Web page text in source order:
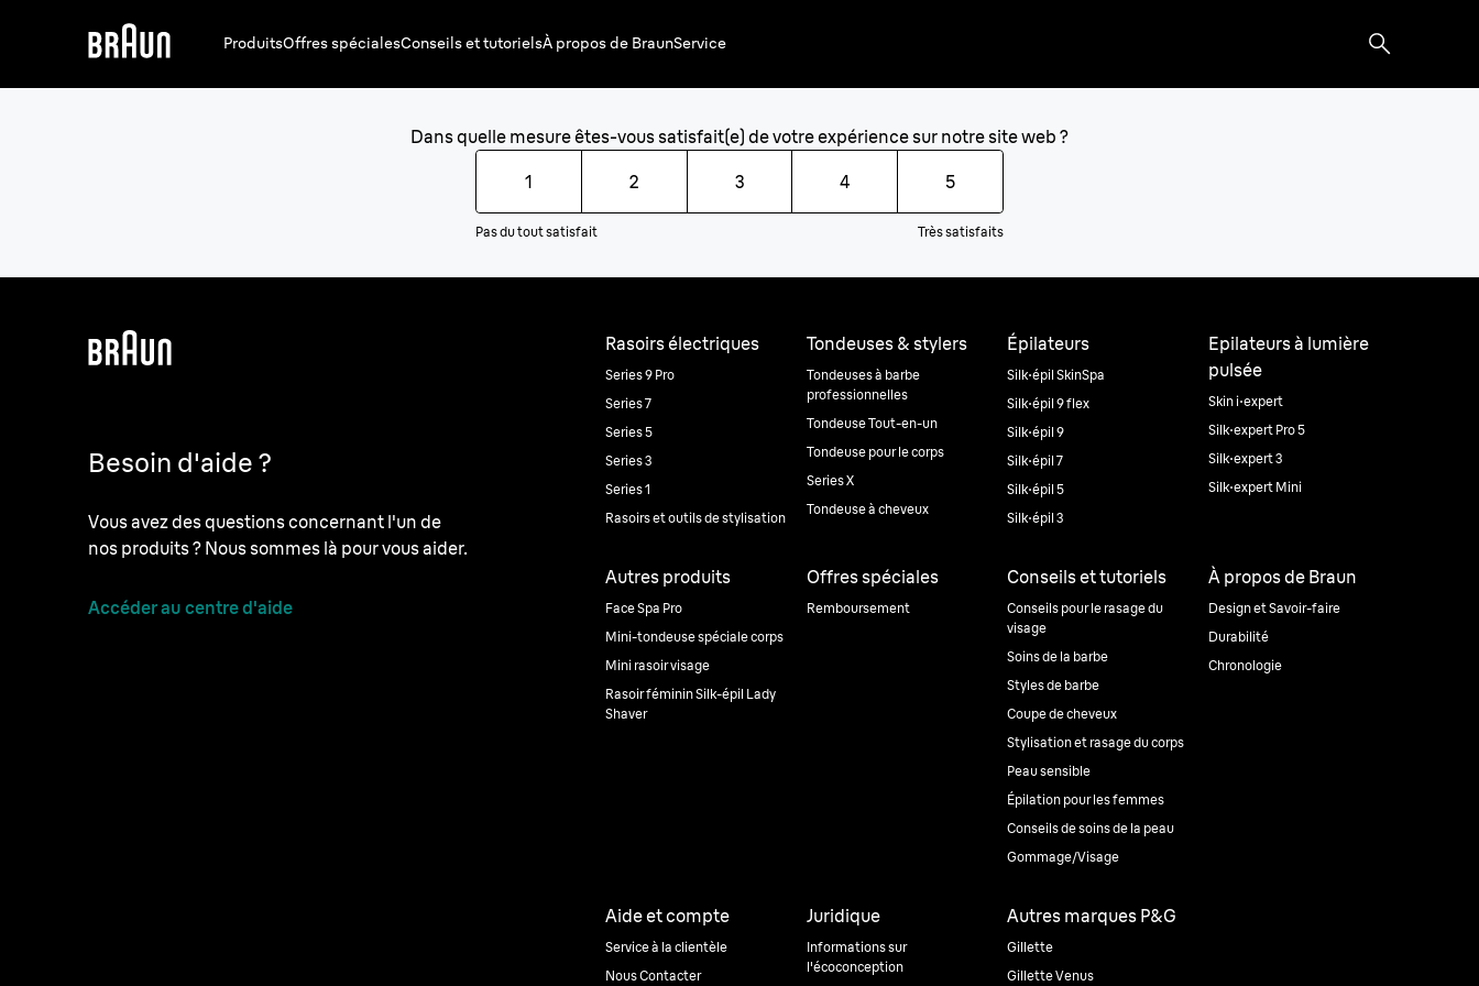
ProduitsOffres spécialesConseils et tutorielsÀ propos de BraunService
Dans quelle mesure êtes-vous satisfait(e) de votre expérience sur notre site web ?
1 2 3 4 5
Pas du tout satisfait Très satisfaits
Besoin d'aide ?
Vous avez des questions concernant l'un de
nos produits ? Nous sommes là pour vous aider.
Accéder au centre d'aide
Rasoirs électriques
Series 9 Pro
Series 7
Series 5
Series 3
Series 1
Rasoirs et outils de stylisation
Tondeuses & stylers
Tondeuses à barbe
professionnelles
Tondeuse Tout-en-un
Tondeuse pour le corps
Series X
Tondeuse à cheveux
Épilateurs
Silk·épil SkinSpa
Silk·épil 9 flex
Silk·épil 9
Silk·épil 7
Silk·épil 5
Silk·épil 3
Epilateurs à lumière
pulsée
Skin i·expert
Silk·expert Pro 5
Silk·expert 3
Silk·expert Mini
Autres produits
Face Spa Pro
Mini-tondeuse spéciale corps
Mini rasoir visage
Rasoir féminin Silk-épil Lady
Shaver
Offres spéciales
Remboursement
Conseils et tutoriels
Conseils pour le rasage du
visage
Soins de la barbe
Styles de barbe
Coupe de cheveux
Stylisation et rasage du corps
Peau sensible
Épilation pour les femmes
Conseils de soins de la peau
Gommage/Visage
À propos de Braun
Design et Savoir-faire
Durabilité
Chronologie
Aide et compte
Service à la clientèle
Nous Contacter
Juridique
Informations sur
l'écoconception
Autres marques P&G
Gillette
Gillette Venus